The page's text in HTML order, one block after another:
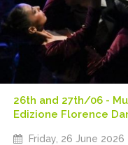
26th and 27th/06 -
Edizione Florence
Friday, 26 June 2026